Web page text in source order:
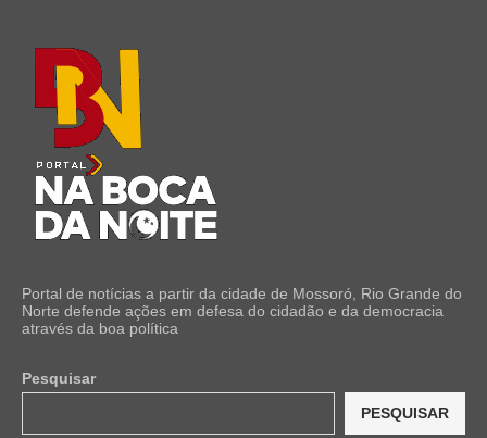
Portal de notícias a partir da cidade de Mossoró, Rio Grande do
Norte defende ações em defesa do cidadão e da democracia
através da boa política
Pesquisar
PESQUISAR